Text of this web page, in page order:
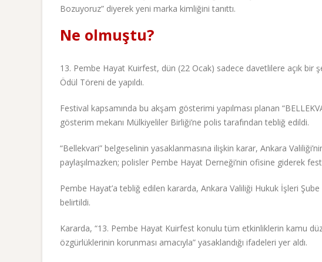
Bozuyoruz” diyerek yeni marka kimliğini tanıttı.
Ne olmuştu?
13. Pembe Hayat Kuirfest, dün (22 Ocak) sadece davetlilere açık bir
Ödül Töreni de yapıldı.
Festival kapsamında bu akşam gösterimi yapılması planan
gösterim mekanı Mülkiyeliler Birliği’ne polis tarafından tebliğ edildi.
“Bellekvari” belgeselinin yasaklanmasına ilişkin karar, Ankara
paylaşılmazken; polisler Pembe Hayat Derneği’nin ofisine giderek
Pembe Hayat’a tebliğ edilen kararda, Ankara Valiliği Hukuk İşleri
belirtildi.
Kararda, “13. Pembe Hayat Kuirfest konulu tüm etkinliklerin kamu
özgürlüklerinin korunması amacıyla” yasaklandığı ifadeleri yer aldı.